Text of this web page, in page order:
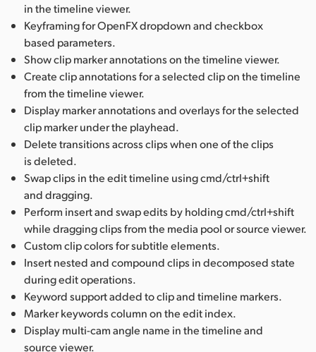
in the timeline viewer.
Keyframing for OpenFX dropdown and checkbox
based parameters.
Show clip marker annotations on the timeline viewer.
Create clip annotations for a selected clip on the timeline
from the timeline viewer.
Display marker annotations and overlays for the selected
clip marker under the playhead.
Delete transitions across clips when one of the clips
is deleted.
Swap clips in the edit timeline using cmd/ctrl+shift
and dragging.
Perform insert and swap edits by holding cmd/ctrl+shift
while dragging clips from the media pool or source viewer.
Custom clip colors for subtitle elements.
Insert nested and compound clips in decomposed state
during edit operations.
Keyword support added to clip and timeline markers.
Marker keywords column on the edit index.
Display multi-cam angle name in the timeline and
source viewer.